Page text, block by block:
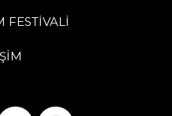
FESTİVALİ